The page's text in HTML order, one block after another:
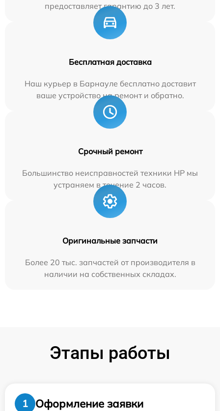
предоставляет гарантию до 3 лет.
Бесплатная доставка
Наш курьер в Барнауле бесплатно доставит
ваше устройство на ремонт и обратно.
Срочный ремонт
Большинство неисправностей техники HP мы
устраняем в течение 2 часов.
Оригинальные запчасти
Более 20 тыс. запчастей от производителя в
наличии на собственных складах.
Этапы работы
1
Оформление заявки